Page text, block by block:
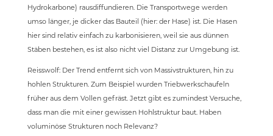
Hydrokarbone) rausdiffundieren. Die Transportwege werden
umso länger, je dicker das Bauteil (hier: der Hase) ist. Die Hasen
hier sind relativ einfach zu karbonisieren, weil sie aus dünnen
Stäben bestehen, es ist also nicht viel Distanz zur Umgebung ist.
Reisswolf: Der Trend entfernt sich von Massivstrukturen, hin zu
hohlen Strukturen. Zum Beispiel wurden Triebwerkschaufeln
früher aus dem Vollen gefräst. Jetzt gibt es zumindest Versuche,
dass man die mit einer gewissen Hohlstruktur baut. Haben
voluminöse Strukturen noch Relevanz?